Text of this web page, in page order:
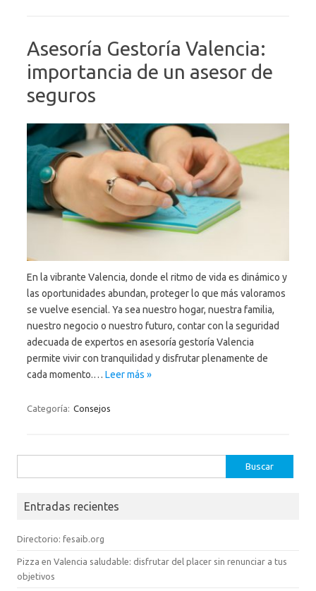
Asesoría Gestoría Valencia:
importancia de un asesor de
seguros
En la vibrante Valencia, donde el ritmo de vida es dinámico y
las oportunidades abundan, proteger lo que más valoramos
se vuelve esencial. Ya sea nuestro hogar, nuestra familia,
nuestro negocio o nuestro futuro, contar con la seguridad
adecuada de expertos en asesoría gestoría Valencia
permite vivir con tranquilidad y disfrutar plenamente de
cada momento.… Leer más »
Categoría: Consejos
Entradas recientes
Directorio: fesaib.org
Pizza en Valencia saludable: disfrutar del placer sin renunciar a tus
objetivos